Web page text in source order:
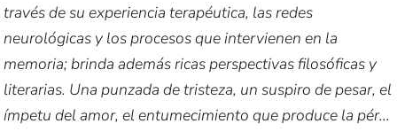
través de su experiencia terapéutica, las redes
neurológicas y los procesos que intervienen en la
memoria; brinda además ricas perspectivas filosóficas y
literarias. Una punzada de tristeza, un suspiro de pesar, el
ímpetu del amor, el entumecimiento que produce la pér...